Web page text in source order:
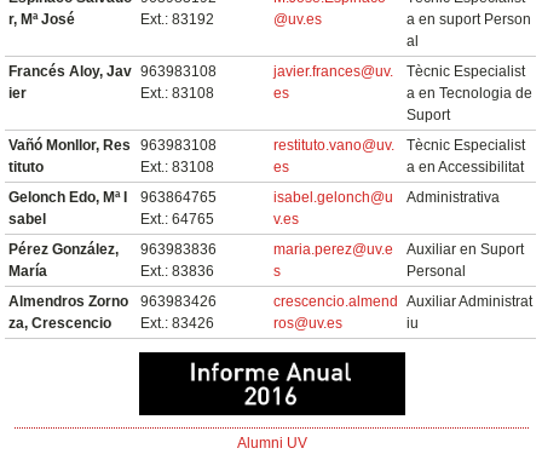
r, Mª José
Ext.: 83192
@uv.es
a en suport Person
al
Francés Aloy, Jav
ier
963983108
Ext.: 83108
javier.frances@uv.
es
Tècnic Especialist
a en Tecnologia de
Suport
Vañó Monllor, Res
tituto
963983108
Ext.: 83108
restituto.vano@uv.
es
Tècnic Especialist
a en Accessibilitat
Gelonch Edo, Mª I
sabel
963864765
Ext.: 64765
isabel.gelonch@u
v.es
Administrativa
Pérez González,
María
963983836
Ext.: 83836
maria.perez@uv.e
s
Auxiliar en Suport
Personal
Almendros Zorno
za, Crescencio
963983426
Ext.: 83426
crescencio.almend
ros@uv.es
Auxiliar Administrat
iu
Alumni UV